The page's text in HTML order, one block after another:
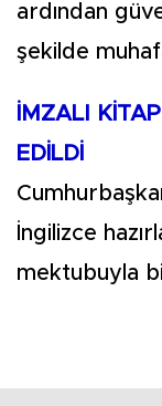
ardından
şekilde
İMZALI
EDİLDİ
İngilizce
mektubuyla